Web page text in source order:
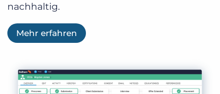
nachhaltig.
Mehr erfahren